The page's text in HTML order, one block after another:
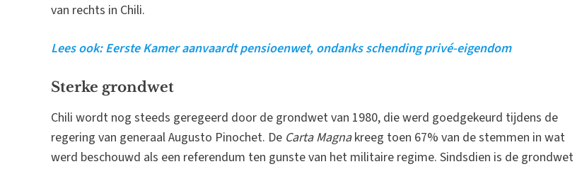
van rechts in Chili.
Lees ook: Eerste Kamer aanvaardt pensioenwet, ondanks schending privé-eigendom
Sterke grondwet
Chili wordt nog steeds geregeerd door de grondwet van 1980, die werd goedgekeurd tijdens de
regering van generaal Augusto Pinochet. De Carta Magnakreeg toen 67% van de stemmen in wat
werd beschouwd als een referendum ten gunste van het militaire regime. Sindsdien is de grondwet